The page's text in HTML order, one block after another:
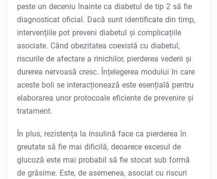
peste un deceniu înainte ca diabetul de tip 2 să fie
diagnosticat oficial. Dacă sunt identificate din timp,
intervențiile pot preveni diabetul și complicațiile
asociate. Când obezitatea coexistă cu diabetul,
riscurile de afectare a rinichilor, pierderea vederii și
durerea nervoasă cresc. Înțelegerea modului în care
aceste boli se interacționează este esențială pentru
elaborarea unor protocoale eficiente de prevenire și
tratament.
În plus, rezistența la insulină face ca pierderea în
greutate să fie mai dificilă, deoarece excesul de
glucoză este mai probabil să fie stocat sub formă
de grăsime. Este, de asemenea, asociat cu riscuri